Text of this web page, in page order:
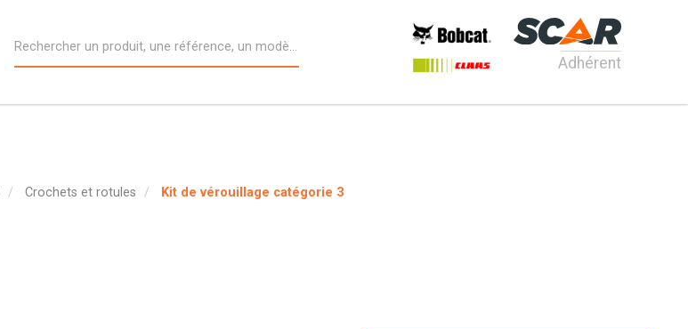
Adhérent
Crochets et rotules Kit de vérouillage catégorie 3